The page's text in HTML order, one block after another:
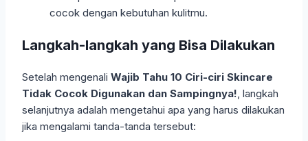
cocok dengan kebutuhan kulitmu.
Langkah-langkah yang Bisa Dilakukan
Setelah mengenali Wajib Tahu 10 Ciri-ciri Skincare
Tidak Cocok Digunakan dan Sampingnya!, langkah
selanjutnya adalah mengetahui apa yang harus dilakukan
jika mengalami tanda-tanda tersebut: